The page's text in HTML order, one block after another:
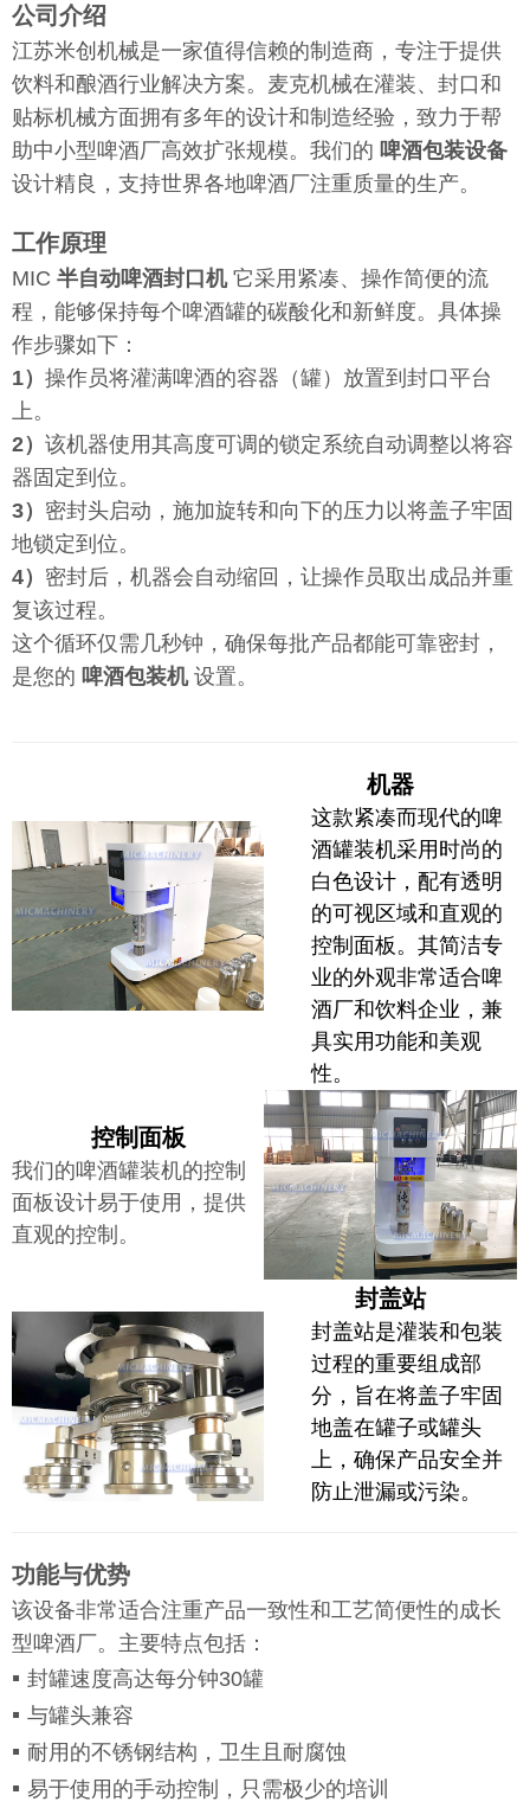
公司介绍
江苏米创机械是一家值得信赖的制造商，专注于提供
饮料和酿酒行业解决方案。麦克机械在灌装、封口和
贴标机械方面拥有多年的设计和制造经验，致力于帮
助中小型啤酒厂高效扩张规模。我们的 啤酒包装设备
设计精良，支持世界各地啤酒厂注重质量的生产。
工作原理
MIC 半自动啤酒封口机它采用紧凑、操作简便的流
程，能够保持每个啤酒罐的碳酸化和新鲜度。具体操
作步骤如下：
1） 操作员将灌满啤酒的容器（罐）放置到封口平台
上。
2） 该机器使用其高度可调的锁定系统自动调整以将容
器固定到位。
3） 密封头启动，施加旋转和向下的压力以将盖子牢固
地锁定到位。
4） 密封后，机器会自动缩回，让操作员取出成品并重
复该过程。
这个循环仅需几秒钟，确保每批产品都能可靠密封，
是您的 啤酒包装机设置。
机器
这款紧凑而现代的啤
酒罐装机采用时尚的
白色设计，配有透明
的可视区域和直观的
控制面板。其简洁专
业的外观非常适合啤
酒厂和饮料企业，兼
具实用功能和美观
性。
控制面板
我们的啤酒罐装机的控制
面板设计易于使用，提供
直观的控制。
封盖站
封盖站是灌装和包装
过程的重要组成部
分，旨在将盖子牢固
地盖在罐子或罐头
上，确保产品安全并
防止泄漏或污染。
功能与优势
该设备非常适合注重产品一致性和工艺简便性的成长
型啤酒厂。主要特点包括：
▪ 封罐速度高达每分钟30罐
▪ 与罐头兼容
▪ 耐用的不锈钢结构，卫生且耐腐蚀
▪ 易于使用的手动控制，只需极少的培训